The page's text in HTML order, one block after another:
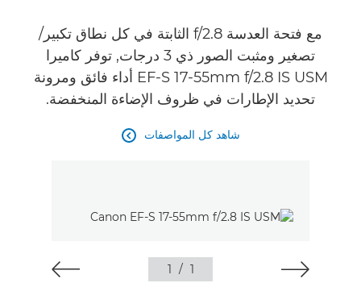
مع فتحة العدسة f/2.8 الثابتة في كل نطاق تكبير/
تصغير ومثبت الصور ذي 3 درجات, توفر كاميرا
EF-S 17-55mm f/2.8 IS USM أداء فائق ومرونة
تحديد الإطارات في ظروف الإضاءة المنخفضة.
شاهد كل المواصفات 
1
/
1